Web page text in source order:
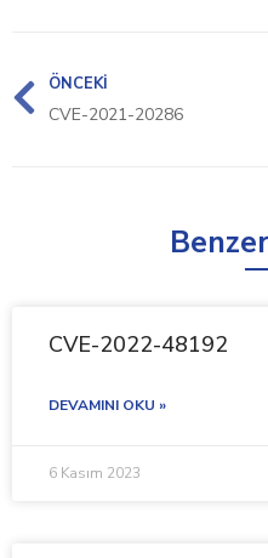
ÖNCEKI
CVE-2021-20286
CVE-2022-48192
DEVAMINI OKU »
6 Kasım 2023